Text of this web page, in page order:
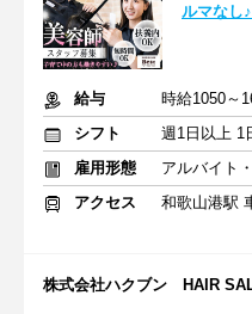
ルマなし
給与
時給1050～
シフト
雇用形態
アルバイト
アクセス
和歌山港駅
株式会社ハクブン HAIR